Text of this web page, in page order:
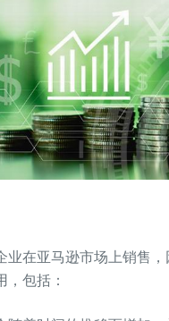
业在亚马逊市场上销售
，包括：